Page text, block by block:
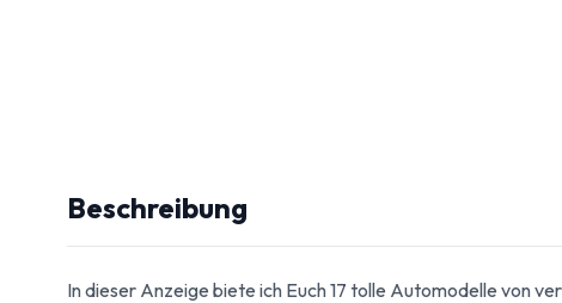
Beschreibung
In dieser Anzeige biete ich Euch 17 tolle Automodelle von